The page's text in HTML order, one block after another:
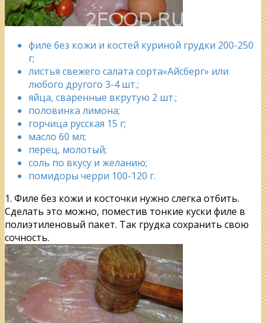
филе без кожи и костей куриной грудки 200-250
г;
листья свежего салата сорта»Айсберг» или
любого другого 3-4 шт.;
яйца, сваренные вкрутую 2 шт.;
половинка лимона;
горчица русская 15 г;
масло 60 мл;
перец, молотый;
соль по вкусу и желанию;
помидоры черри 100-120 г.
1. Филе без кожи и косточки нужно слегка отбить.
Сделать это можно, поместив тонкие куски филе в
полиэтиленовый пакет. Так грудка сохранить свою
сочность.